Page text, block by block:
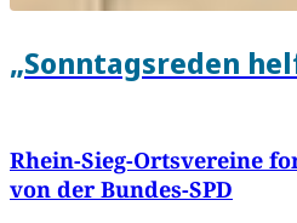
„Sonntagsreden
Rhein-Sieg-Ortsvereine
von der Bundes-SPD